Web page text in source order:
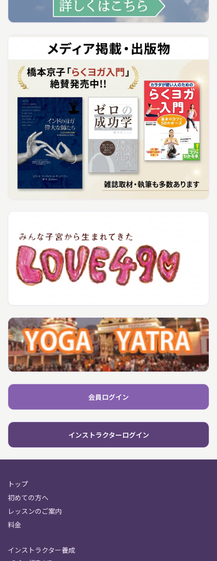
会員ログイン
インストラクターログイン
トップ
初めての方へ
レッスンのご案内
料金
インストラクター養成